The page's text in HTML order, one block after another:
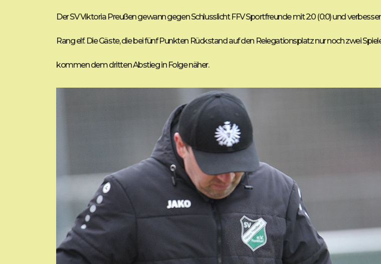
Der SV Viktoria Preußen gewann gegen Schlusslicht FFV Sportfreunde mit 2:0 (0:0) und
Rang elf. Die Gäste, die bei fünf Punkten Rückstand auf den Relegationsplatz nur noch zwei
kommen dem dritten Abstieg in Folge näher.